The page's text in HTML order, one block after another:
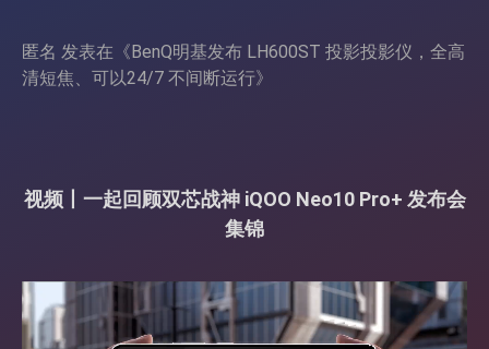
匿名 发表在《BenQ明基发布 LH600ST 投影投影仪，全高
清短焦、可以24/7 不间断运行》
视频丨一起回顾双芯战神 iQOO Neo10 Pro+ 发布会
集锦
视
频